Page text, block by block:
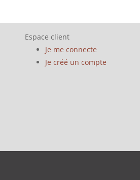
Espace client
Je me connecte
Je créé un compte